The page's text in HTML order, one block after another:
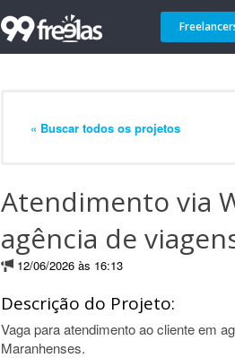
« Buscar todos os projetos
Atendimento via
agência de
12/06/2026 às 16:13
Descrição do Projeto:
Vaga para atendimento ao cliente em
Maranhenses.